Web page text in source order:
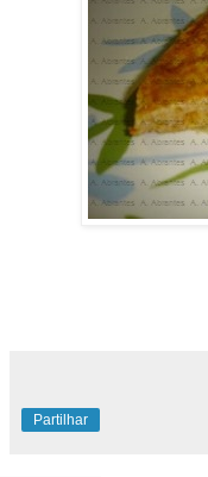
Partilhar